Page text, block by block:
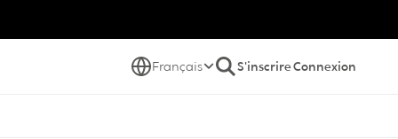
Français S'inscrireConnexion